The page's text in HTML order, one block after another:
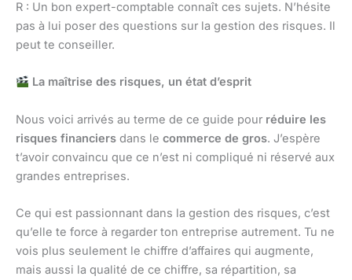
R : Un bon expert-comptable connaît ces sujets. N’hésite
pas à lui poser des questions sur la gestion des risques. Il
peut te conseiller.
La maîtrise des risques, un état d’esprit
Nous voici arrivés au terme de ce guide pour réduire les
risques financiers dans le commerce de gros. J’espère
t’avoir convaincu que ce n’est ni compliqué ni réservé aux
grandes entreprises.
Ce qui est passionnant dans la gestion des risques, c’est
qu’elle te force à regarder ton entreprise autrement. Tu ne
vois plus seulement le chiffre d’affaires qui augmente,
mais aussi la qualité de ce chiffre, sa répartition, sa